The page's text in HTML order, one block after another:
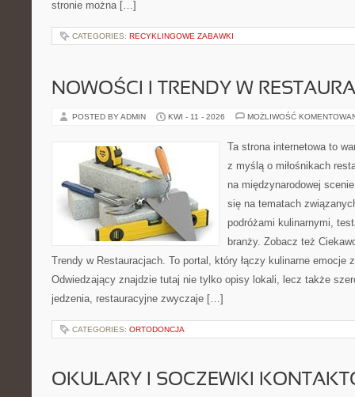
stronie można […]
CATEGORIES: RECYKLINGOWE ZABAWKI
NOWOŚCI I TRENDY W
POSTED BY ADMIN KWI - 11 - 2026 MOŻLIWOŚĆ
Ta strona internetowa to
z myślą o miłośnikach
na międzynarodowej
się na tematach
podróżami kulinarnymi,
branży. Zobacz też
Trendy w Restauracjach. To portal, który łączy kulinarne emocje
Odwiedzający znajdzie tutaj nie tylko opisy lokali, lecz także
jedzenia, restauracyjne zwyczaje […]
CATEGORIES: ORTODONCJA
OKULARY I SOCZEWKI